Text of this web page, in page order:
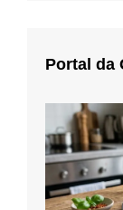
Portal da